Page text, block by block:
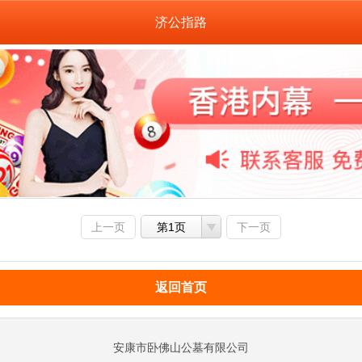
济公指路
上一页 第1页 下一页
返回首页
安康市卧佛山公墓有限公司